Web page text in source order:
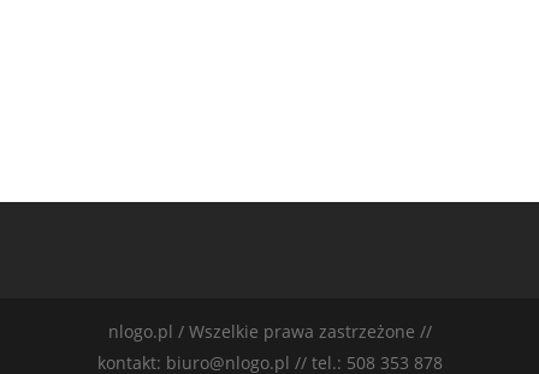
nlogo.pl / Wszelkie prawa zastrzeżone //
kontakt: biuro@nlogo.pl // tel.: 508 353 878